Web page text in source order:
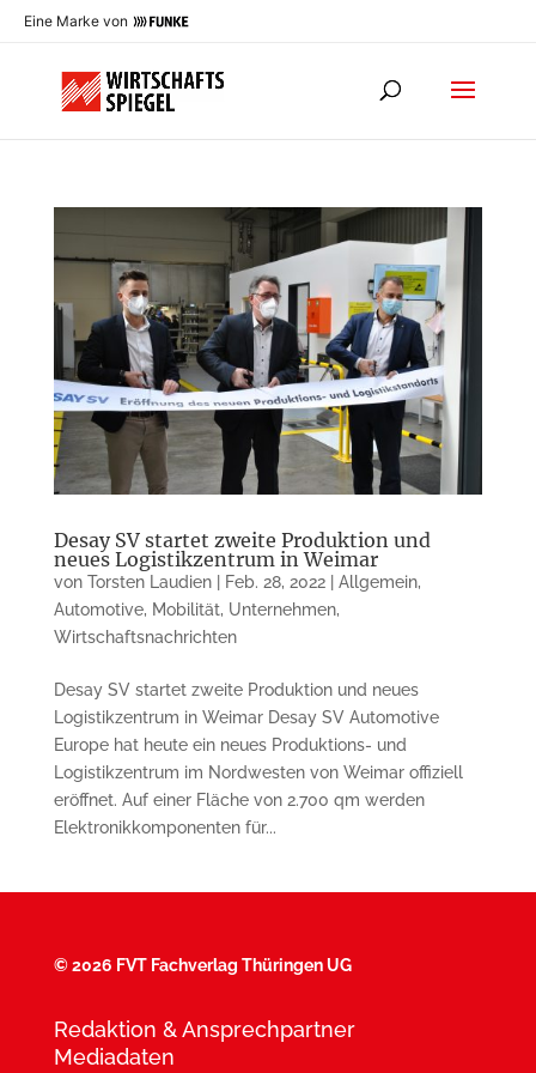
Eine Marke von
Desay SV startet zweite Produktion und
neues Logistikzentrum in Weimar
von Torsten Laudien| Feb. 28, 2022| Allgemein,
Automotive, Mobilität, Unternehmen,
Wirtschaftsnachrichten
Desay SV startet zweite Produktion und neues
Logistikzentrum in Weimar Desay SV Automotive
Europe hat heute ein neues Produktions- und
Logistikzentrum im Nordwesten von Weimar offiziell
eröffnet. Auf einer Fläche von 2.700 qm werden
Elektronikkomponenten für...
©2026 FVT Fachverlag Thüringen UG
Redaktion & Ansprechpartner
Mediadaten